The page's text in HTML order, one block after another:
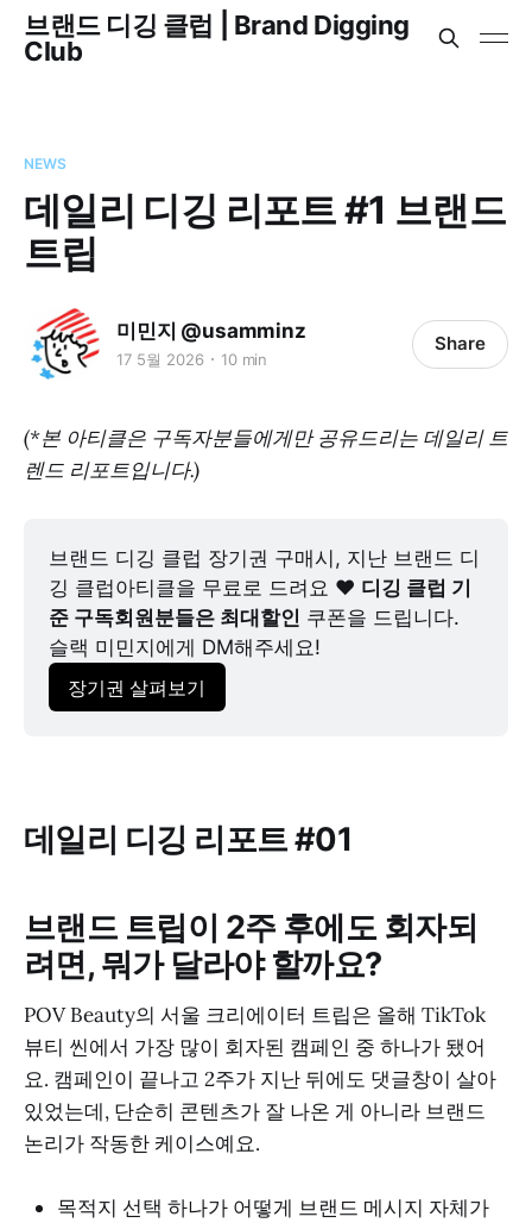
브랜드 디깅 클럽 | Brand Digging
Club
NEWS
데일리 디깅 리포트 #1 브랜드
트립
미민지 @usamminz
17 5월 2026 10 min
Share
(*본 아티클은 구독자분들에게만 공유드리는 데일리 트
렌드 리포트입니다.)
브랜드 디깅 클럽 장기권 구매시, 지난 브랜드 디
깅 클럽아티클을 무료로 드려요 ❤️ 디깅 클럽 기
준 구독회원분들은 최대할인 쿠폰을 드립니다.
슬랙 미민지에게 DM해주세요!
장기권 살펴보기
데일리 디깅 리포트 #01
브랜드 트립이 2주 후에도 회자되
려면, 뭐가 달라야 할까요?
POV Beauty의 서울 크리에이터 트립은 올해 TikTok
뷰티 씬에서 가장 많이 회자된 캠페인 중 하나가 됐어
요. 캠페인이 끝나고 2주가 지난 뒤에도 댓글창이 살아
있었는데, 단순히 콘텐츠가 잘 나온 게 아니라 브랜드
논리가 작동한 케이스예요.
목적지 선택 하나가 어떻게 브랜드 메시지 자체가